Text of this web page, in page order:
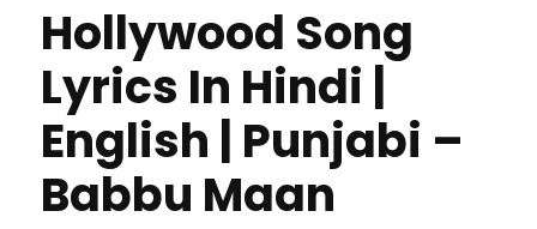
Hollywood Song
Lyrics In Hindi |
English | Punjabi –
Babbu Maan